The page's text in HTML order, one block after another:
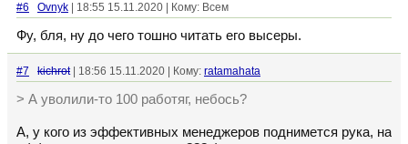
#6 Ovnyk | 18:55 15.11.2020 | Кому: Всем
Фу, бля, ну до чего тошно читать его высеры.
#7 kichrot| 18:56 15.11.2020 | Кому: ratamahata
> А уволили-то 100 работяг, небось?
А, у кого из эффективных менеджеров поднимется рука, на